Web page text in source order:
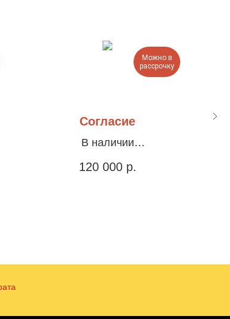
Можно в
рассрочку
Согласие
В наличии
120 000 р.